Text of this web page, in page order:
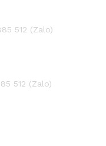
512 (Zalo)
512 (Zalo)